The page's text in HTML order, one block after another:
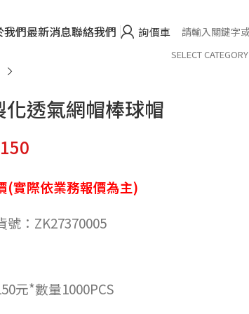
我們最新消息聯絡我們 詢價車
SELECT CATEGORY
化透氣網帽棒球帽
150
(實際依業務報價為主)
號：ZK27370005
元*數量1000PCS